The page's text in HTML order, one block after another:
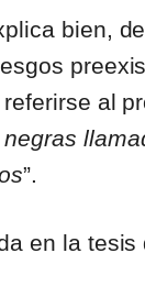
bien,
referirse al
”.
en la